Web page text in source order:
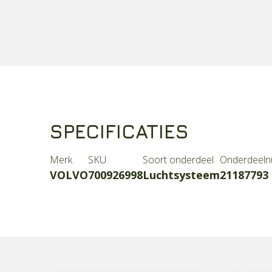
SPECIFICATIES
Merk
VOLVO
SKU
700926998
Soort onderdeel
Luchtsysteem21187793